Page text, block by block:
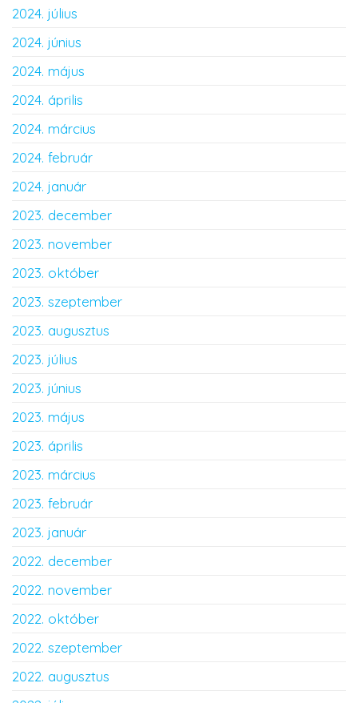
2024. július
2024. június
2024. május
2024. április
2024. március
2024. február
2024. január
2023. december
2023. november
2023. október
2023. szeptember
2023. augusztus
2023. július
2023. június
2023. május
2023. április
2023. március
2023. február
2023. január
2022. december
2022. november
2022. október
2022. szeptember
2022. augusztus